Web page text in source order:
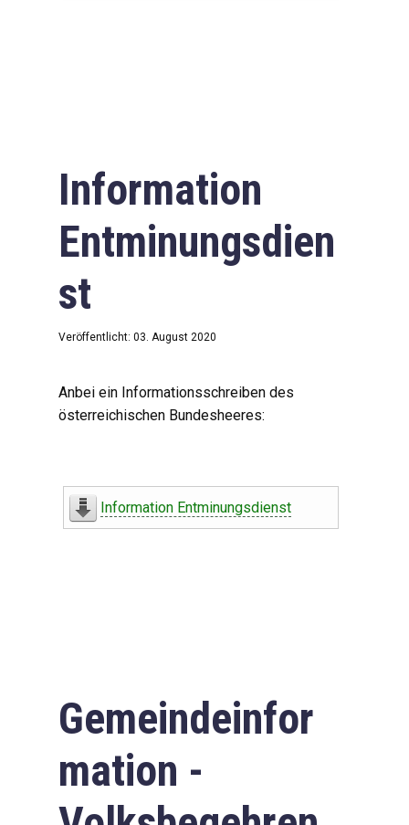
Information
Entminungsdien
st
Veröffentlicht: 03. August 2020
Anbei ein Informationsschreiben des
österreichischen Bundesheeres:
Information Entminungsdienst
Gemeindeinfor
mation -